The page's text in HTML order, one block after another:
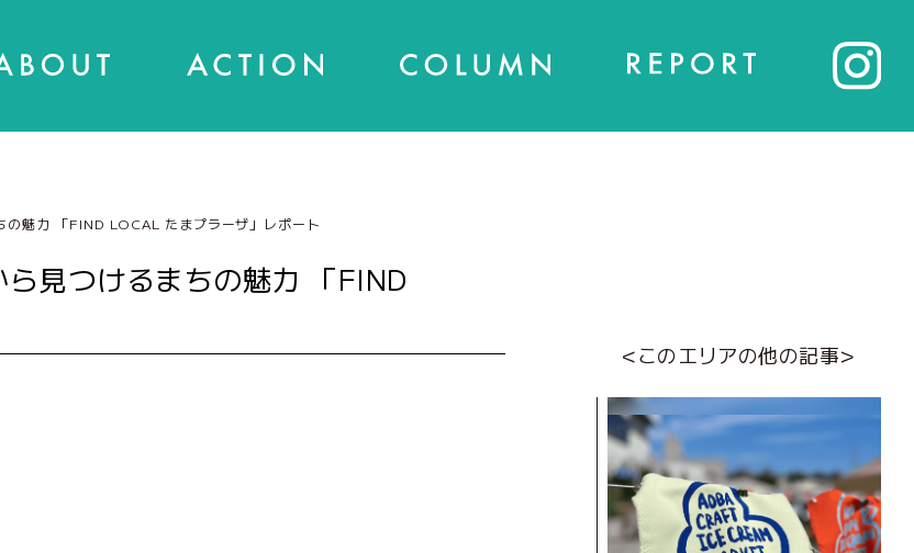
の魅力 「FIND LOCAL たまプラーザ」レポート
見つけるまちの魅力 「FIND
<このエリアの他の記事>